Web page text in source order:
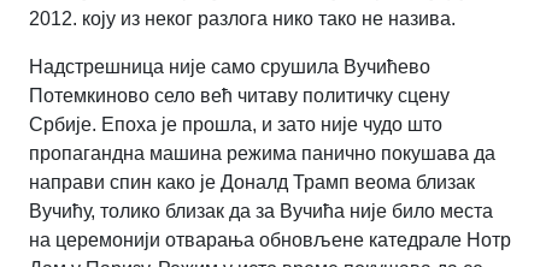
2012. коју из неког разлога нико тако не назива.
Надстрешница није само срушила Вучићево
Потемкиново село већ читаву политичку сцену
Србије. Епоха је прошла, и зато није чудо што
пропагандна машина режима панично покушава да
направи спин како је Доналд Трамп веома близак
Вучићу, толико близак да за Вучића није било места
на церемонији отварања обновљене катедрале Нотр